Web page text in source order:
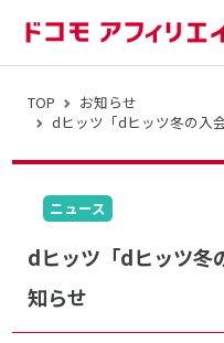
TOP
お知らせ
dヒッツ「dヒッツ冬の入
ニュース
dヒッツ「dヒッツ冬
知らせ